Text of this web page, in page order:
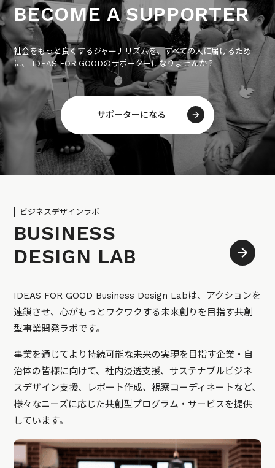
BECOME A SUPPORTER
社会をもっと良くするジャーナリズムを、すべての人に届けるため
に、 IDEAS FOR GOODのサポーターになりませんか？
サポーターになる
ビジネスデザインラボ
BUSINESS
DESIGN LAB
IDEAS FOR GOOD Business Design Labは、アクションを
連鎖させ、心がもっとワクワクする未来創りを目指す共創
型事業開発ラボです。
事業を通じてより持続可能な未来の実現を目指す企業・自
治体の皆様に向けて、社内浸透支援、サステナブルビジネ
スデザイン支援、レポート作成、視察コーディネートなど、
様々なニーズに応じた共創型プログラム・サービスを提供
しています。